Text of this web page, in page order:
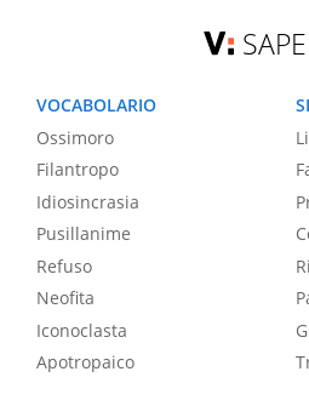
VOCABOLARIO
Ossimoro
Filantropo
Idiosincrasia
Pusillanime
Refuso
Neofita
Iconoclasta
Apotropaico